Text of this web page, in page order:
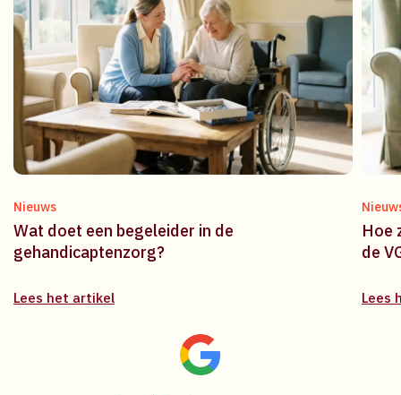
Nieuws
Wat doet een begeleider in de
gehandicaptenzorg?
Lees het artikel
Hoe
de
Lees